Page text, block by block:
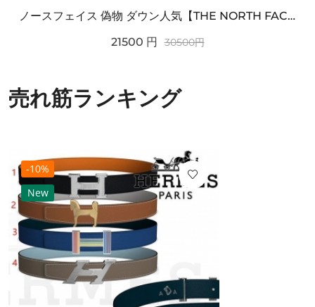
ノースフェイス 偽物 ダウン人気【THE NORTH FACE】M'S 7 SUMMIT HIM...
21500 円 30500円
売れ筋ランキング
-10%
New